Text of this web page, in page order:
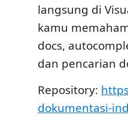
langsung di
kamu
docs,
dan pencarian
Repository:
dokumentasi-